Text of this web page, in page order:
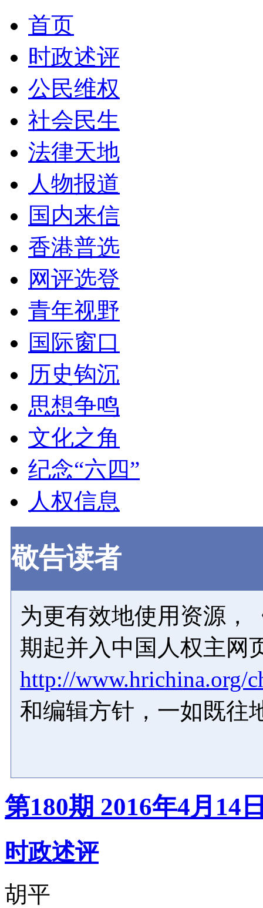
首页
时政述评
公民维权
社会民生
法律天地
人物报道
国内来信
香港普选
网评选登
青年视野
国际窗口
历史钩沉
思想争鸣
文化之角
纪念“六四”
人权信息
敬告读者
为更有效地使用资源，
期起并入中国人权主网
http://www.hrichina.org/
和编辑方针，一如既往
第180期 2016年4月14
时政述评
胡平